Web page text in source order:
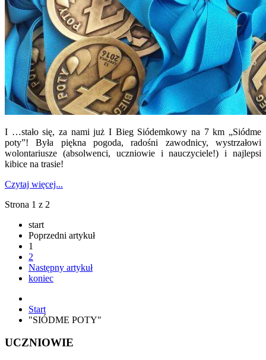
I …stało się, za nami już I Bieg Siódemkowy na 7 km „Siódme
poty”! Była piękna pogoda, radośni zawodnicy, wystrzałowi
wolontariusze (absolwenci, uczniowie i nauczyciele!) i najlepsi
kibice na trasie!
Czytaj więcej...
Strona 1 z 2
start
Poprzedni artykuł
1
2
Następny artykuł
koniec
Start
"SIÓDME POTY"
UCZNIOWIE